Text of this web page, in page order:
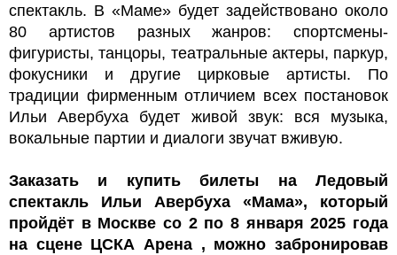
спектакль. В «Маме» будет задействовано около
80 артистов разных жанров: спортсмены-
фигуристы, танцоры, театральные актеры, паркур,
фокусники и другие цирковые артисты. По
традиции фирменным отличием всех постановок
Ильи Авербуха будет живой звук: вся музыка,
вокальные партии и диалоги звучат вживую.
Заказать и купить билеты на Ледовый
спектакль Ильи Авербуха «Мама», который
пройдёт в Москве со 2 по 8 января 2025 года
на сцене ЦСКА Арена , можно забронировав